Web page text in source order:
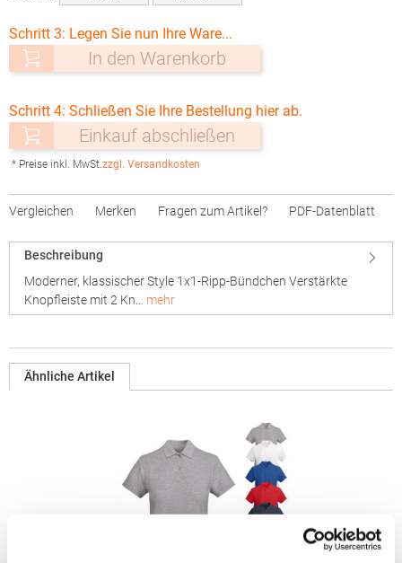
Schritt 3: Legen Sie nun Ihre Ware...
In den Warenkorb
Schritt 4: Schließen Sie Ihre Bestellung hier ab.
Einkauf abschließen
* Preise inkl. MwSt.zzgl. Versandkosten
Vergleichen Merken Fragen zum Artikel? PDF-Datenblatt
Beschreibung
Moderner, klassischer Style 1x1-Ripp-Bündchen Verstärkte
Knopfleiste mit 2 Kn… mehr
Ähnliche Artikel